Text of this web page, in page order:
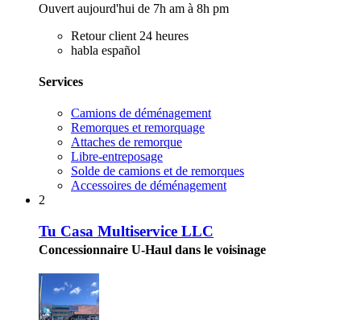
Ouvert aujourd'hui de 7h am à 8h pm
Retour client 24 heures
habla español
Services
Camions de déménagement
Remorques et remorquage
Attaches de remorque
Libre-entreposage
Solde de camions et de remorques
Accessoires de déménagement
2
Tu Casa Multiservice LLC
Concessionnaire U-Haul dans le voisinage